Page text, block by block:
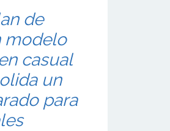
de
modelo
casual
un
para